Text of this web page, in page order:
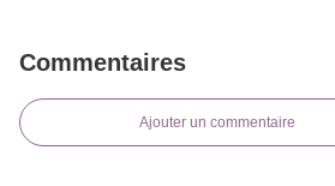
Commentaires
Ajouter un commentaire